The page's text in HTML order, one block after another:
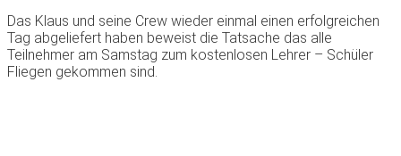
Das Klaus und seine Crew wieder einmal einen erfolgreichen
Tag abgeliefert haben beweist die Tatsache das alle
Teilnehmer am Samstag zum kostenlosen Lehrer – Schüler
Fliegen gekommen sind.